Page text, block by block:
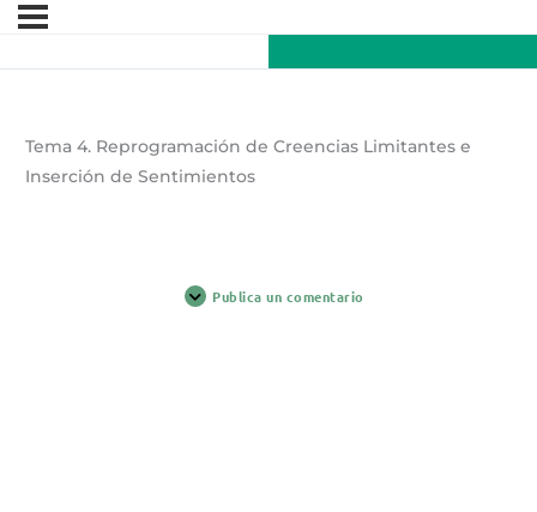
Tema 4. Reprogramación de Creencias Limitantes e
Inserción de Sentimientos
Publica un comentario